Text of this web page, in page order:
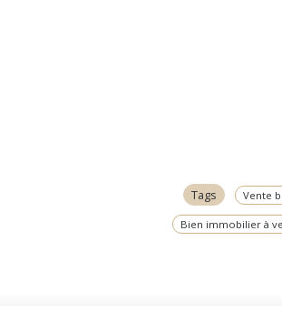
Tags Vente
Bien immobilier à